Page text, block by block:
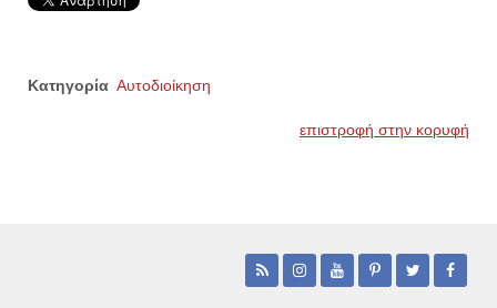
Κατηγορία Αυτοδιοίκηση
επιστροφή στην κορυφή